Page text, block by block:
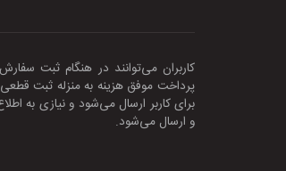
کاربران می‌توانند در هنگام ثبت
پرداخت موفق هزینه به منزله ثبت
برای کاربر ارسال می‌شود و نیازی به
و ارسال می‏‌شود.